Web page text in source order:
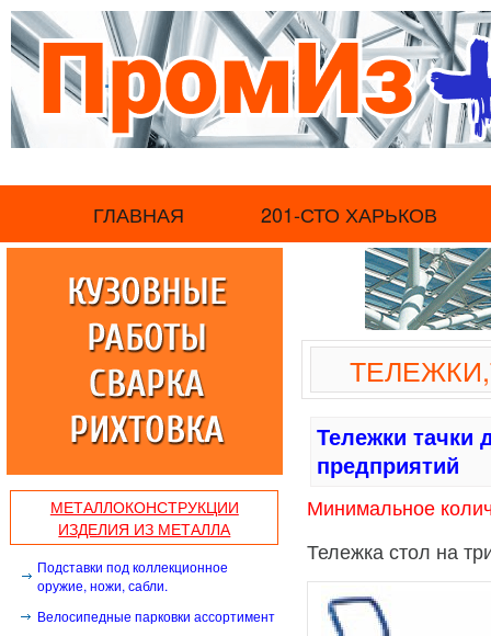
.
ГЛАВНАЯ 201-СТО ХАРЬКОВ
МЕТАЛЛОКОНСТРУКЦИИ
ИЗДЕЛИЯ ИЗ МЕТАЛЛА
Подставки под коллекционное
оружие, ножи, сабли.
Велосипедные парковки ассортимент
Тележки
предприятий
Минимальное
Тележка стол на